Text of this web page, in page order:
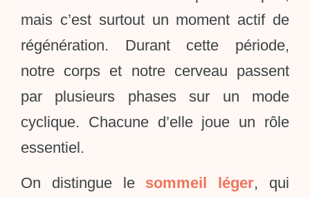
mais c’est surtout un moment actif de
régénération. Durant cette période,
notre corps et notre cerveau passent
par plusieurs phases sur un mode
cyclique. Chacune d’elle joue un rôle
essentiel.
On distingue le sommeil léger, qui